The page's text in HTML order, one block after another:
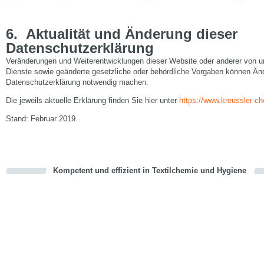
6. Aktualität und Änderung dieser
Datenschutzerklärung
Veränderungen und Weiterentwicklungen dieser Website oder anderer von
Dienste sowie geänderte gesetzliche oder behördliche Vorgaben können
Datenschutzerklärung notwendig machen.
Die jeweils aktuelle Erklärung finden Sie hier unter https://www.kreussler-
Stand: Februar 2019.
Kompetent und effizient in Textilchemie und Hygiene